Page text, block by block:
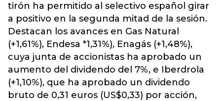
tirón ha permitido al selectivo español girar
a positivo en la segunda mitad de la sesión.
Destacan los avances en Gas Natural
(+1,61%), Endesa *1,31%), Enagás (+1,48%),
cuya junta de accionistas ha aprobado un
aumento del dividendo del 7%, e Iberdrola
(+1,10%), que ha aprobado un dividendo
bruto de 0,31 euros (US$0,33) por acción,